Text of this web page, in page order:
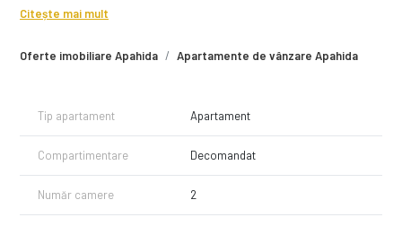
Oferte imobiliare Apahida Apartamente de vânzare Apahida
Ansamblul este poziționat la doar 5 km de Aeroportul Internațional
Avram Iancu din Cluj-Napoca și beneficiază de acces rapid către
pentru un trai confortabil.
Ansamblul rezidențial impresionează prin arhitectura sa modernă și
calitatea materialelor utilizate. Acesta oferă apartamente de 1, 2 și 3
camere, cu suprafețe cuprinse între 37 și 75 mp, unele dintre ele
dispunând de terase generoase.
Citește mai mult
Tip apartament Apartament
Compartimentare Decomandat
Număr camere 2